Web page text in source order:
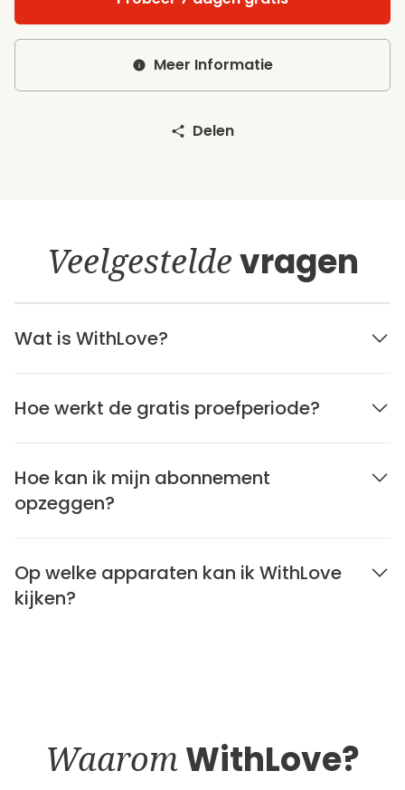
Meer Informatie
Delen
Veelgesteldevragen
Wat is WithLove?
Hoe werkt de gratis proefperiode?
Hoe kan ik mijn abonnement
opzeggen?
Op welke apparaten kan ik WithLove
kijken?
WaaromWithLove?